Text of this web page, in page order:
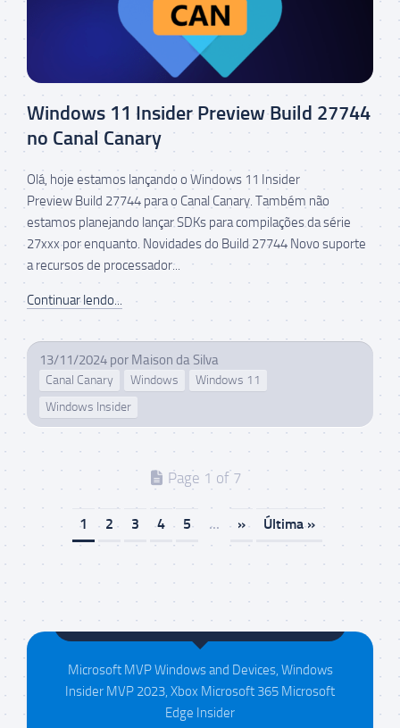
Windows 11 Insider Preview Build 27744
no Canal Canary
Olá, hoje estamos lançando o Windows 11 Insider
Preview Build 27744 para o Canal Canary. Também não
estamos planejando lançar SDKs para compilações da série
27xxx por enquanto. Novidades do Build 27744 Novo suporte
a recursos de processador...
Continuar lendo...
13/11/2024 por Maison da Silva
Canal Canary Windows
Windows 11
Windows Insider
Page 1 of 7
1 2 3 4 5 ... » Última »
Maison da Silva
Microsoft MVP Windows and Devices, Windows
Insider MVP 2023, Xbox Microsoft 365 Microsoft
Edge Insider